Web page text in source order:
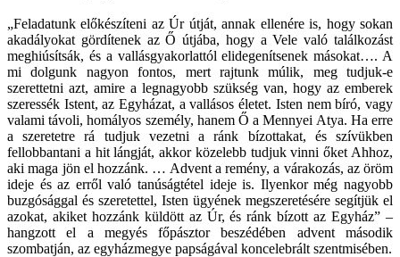
„Feladatunk előkészíteni az Úr útját, annak ellenére is, hogy sokan
akadályokat gördítenek az Ő útjába, hogy a Vele való találkozást
meghiúsítsák, és a vallásgyakorlattól elidegenítsenek másokat…. A
mi dolgunk nagyon fontos, mert rajtunk múlik, meg tudjuk-e
szerettetni azt, amire a legnagyobb szükség van, hogy az emberek
szeressék Istent, az Egyházat, a vallásos életet. Isten nem bíró, vagy
valami távoli, homályos személy, hanem Ő a Mennyei Atya. Ha erre
a szeretetre rá tudjuk vezetni a ránk bízottakat, és szívükben
fellobbantani a hit lángját, akkor közelebb tudjuk vinni őket Ahhoz,
aki maga jön el hozzánk. … Advent a remény, a várakozás, az öröm
ideje és az erről való tanúságtétel ideje is. Ilyenkor még nagyobb
buzgósággal és szeretettel, Isten ügyének megszeretésére segítjük el
azokat, akiket hozzánk küldött az Úr, és ránk bízott az Egyház” –
hangzott el a megyés főpásztor beszédében advent második
szombatján, az egyházmegye papságával koncelebrált szentmisében.